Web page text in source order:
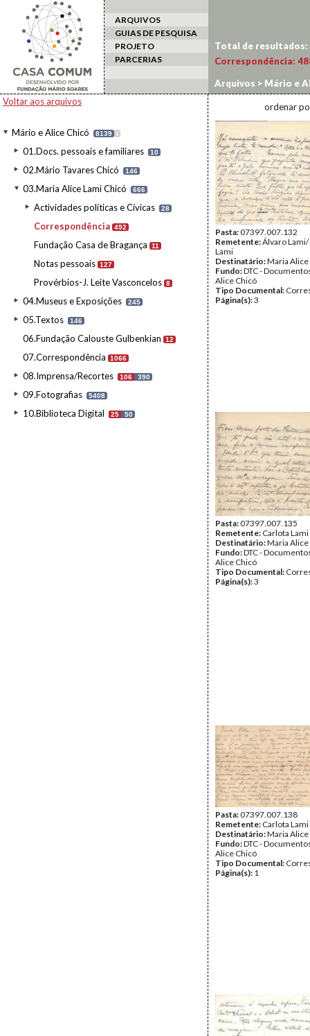
ARQUIVOS
GUIAS DE PESQUISA
PROJETO
PARCERIAS
Voltar aos arquivos
Mário e Alice Chicó 8139 I
01.Docs. pessoais e familiares 10
02.Mário Tavares Chicó 146
03.Maria Alice Lami Chicó 666
Actividades políticas e Cívicas 28
Correspondência 492
Fundação Casa de Bragança 11
Notas pessoais 127
Provérbios-J. Leite Vasconcelos 8
04.Museus e Exposições 245
05.Textos 146
06.Fundação Calouste Gulbenkian 12
07.Correspondência 1066
08.Imprensa/Recortes 106 390
09.Fotografias 5408
10.Biblioteca Digital 25 50
Total de resultados:
Correspondência:
Arquivos > Mário e
ordenar
Pasta:07397.007.132
Remetente:Álvaro
Lami
Destinatário:Maria Alice
Fundo:DTC -
Alice Chicó
Tipo Documental:
Página(s):3
Pasta:07397.007.135
Remetente: Carlota Lami
Destinatário:Maria Alice
Fundo:DTC -
Alice Chicó
Tipo Documental:
Página(s):3
Pasta:07397.007.138
Remetente: Carlota Lami
Destinatário:Maria Alice
Fundo:DTC -
Alice Chicó
Tipo Documental:
Página(s): 1